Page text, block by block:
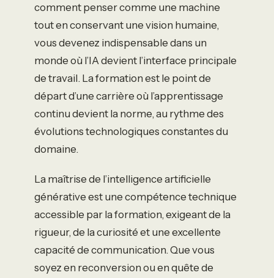
comment penser comme une machine
tout en conservant une vision humaine,
vous devenez indispensable dans un
monde où l’IA devient l’interface principale
de travail. La formation est le point de
départ d’une carrière où l’apprentissage
continu devient la norme, au rythme des
évolutions technologiques constantes du
domaine.
La maîtrise de l’intelligence artificielle
générative est une compétence technique
accessible par la formation, exigeant de la
rigueur, de la curiosité et une excellente
capacité de communication. Que vous
soyez en reconversion ou en quête de